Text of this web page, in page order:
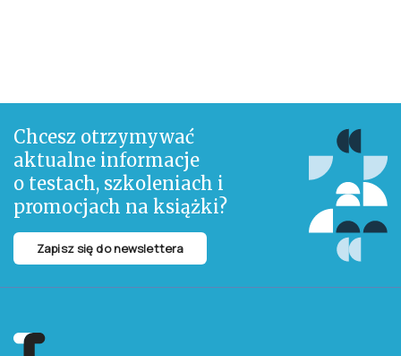
Chcesz otrzymywać
aktualne informacje
o testach, szkoleniach i
promocjach na książki?
Zapisz się do newslettera